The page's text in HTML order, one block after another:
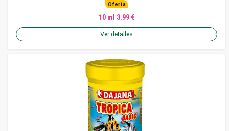
Oferta
10 ml 3.99 €
Ver detalles